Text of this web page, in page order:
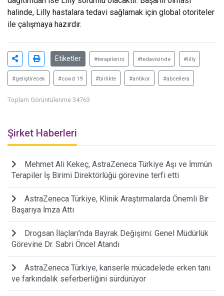
halinde, Lilly hastalara tedavi sağlamak için global otoriteler
ile çalışmaya hazırdır.
Etiketler #terapilerini #tedavisinde #lılly
#geliştirecek #covıd 19 #birlikte #antikor #abcellera
Toplam Görüntülenme 34763
Şirket Haberleri
Mehmet Ali Kekeç, AstraZeneca Türkiye Aşı ve İmmün
Terapiler İş Birimi Direktörlüğü görevine terfi etti
AstraZeneca Türkiye, Klinik Araştırmalarda Önemli Bir
Başarıya İmza Attı
Drogsan İlaçları’nda Bayrak Değişimi: Genel Müdürlük
Görevine Dr. Sabri Öncel Atandı
AstraZeneca Türkiye, kanserle mücadelede erken tanı
ve farkındalık seferberliğini sürdürüyor